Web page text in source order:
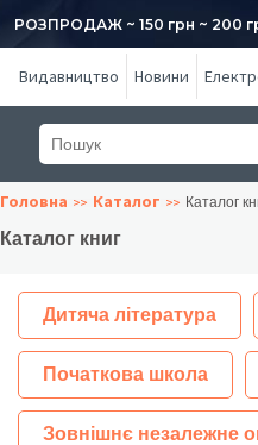
РОЗПРОДАЖ ~ 150 грн ~ 200
Видавництво Новини
Головна Каталог Каталог
Каталог книг
Дитяча література
Початкова школа
Зовнішнє незалежне